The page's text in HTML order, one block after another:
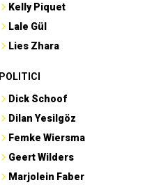
Kelly Piquet
Lale Gül
Lies Zhara
POLITICI
Dick Schoof
Dilan Yesilgöz
Femke Wiersma
Geert Wilders
Marjolein Faber